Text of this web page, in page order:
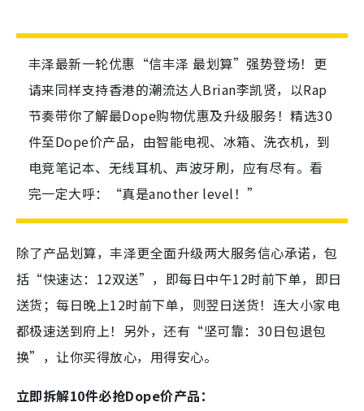
丰泽最新一轮优惠“信丰泽 最划算”强势登场！更
请来同样支持香港的潮流达人Brian李凯贤，以Rap
节奏带你了解最Dope购物优惠及升级服务！精选30
件至Dope价产品，由智能电视、冰箱、洗衣机，到
电竞笔记本、无线耳机、声波牙刷，应有尽有。看
完一定大呼：“真是another level！”
除了产品划算，丰泽更全面升级两大服务信心承诺，包
括“快速达：12双送”，即每日中午12时前下单，即日
送货；每日晚上12时前下单，则翌日送货！连大小家电
都极速送到府上！另外，还有“坚可靠：30日包退包
换”，让你买得放心，用得安心。
立即拆解10件必抢Dope价产品：